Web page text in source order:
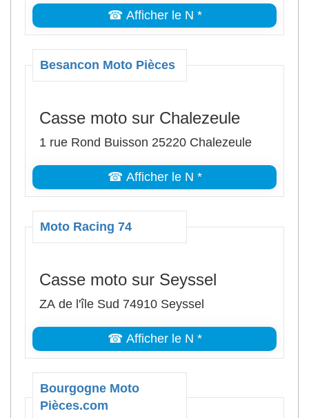
☎ Afficher le N *
Besancon Moto Pièces
Casse moto sur Chalezeule
1 rue Rond Buisson 25220 Chalezeule
☎ Afficher le N *
Moto Racing 74
Casse moto sur Seyssel
ZA de l'île Sud 74910 Seyssel
☎ Afficher le N *
Bourgogne Moto
Pièces.com